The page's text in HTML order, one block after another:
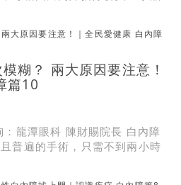
糊？ 兩大原因要注意！
篇10
龍潭眼科 陳財賜院長 白內障
普遍的手術，只需不到兩小時